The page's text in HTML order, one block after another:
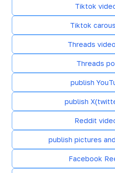
Tiktok
Tiktok
Threads
Threads
publish
publish
Reddit
publish pictures
Facebook